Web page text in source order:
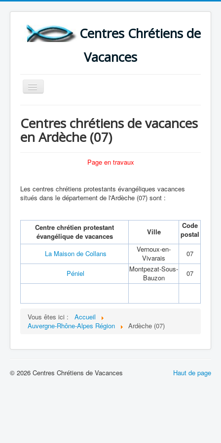
Centres Chrétiens de
Vacances
Basculer
la
CARTE DES CENTRES DE VACANCES .
LISTE DES SEJOURS DE VACANCES 2026
Centres chrétiens de vacances
en Ardèche (07)
Page en travaux
Les centres chrétiens protestants évangéliques vacances
situés dans le département de l'Ardèche (07) sont :
Centre chrétien protestant
évangélique de vacances
Ville
Code
postal
La Maison de Collans
Vernoux-en-
Vivarais
07
Péniel
Montpezat-Sous-
Bauzon
07
Vous êtes ici :
Accueil
Auvergne-Rhône-Alpes Région
Ardèche (07)
Haut de page
© 2026 Centres Chrétiens de Vacances